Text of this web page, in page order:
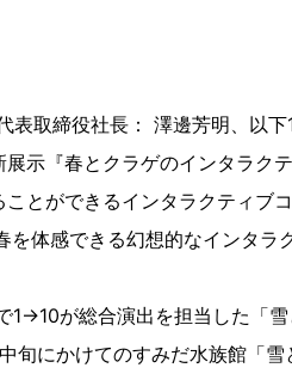
表取締役社長： 澤邊芳明、以
示『春とクラゲのインタラク
とができるインタラクティブ
体感できる幻想的なインタラ
1→10が総合演出を担当した「
旬にかけてのすみだ水族館「